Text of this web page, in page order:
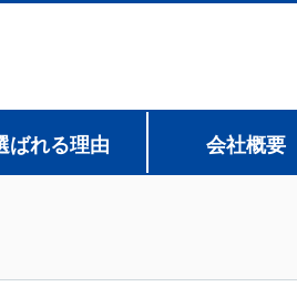
ばれる理由 会社概要